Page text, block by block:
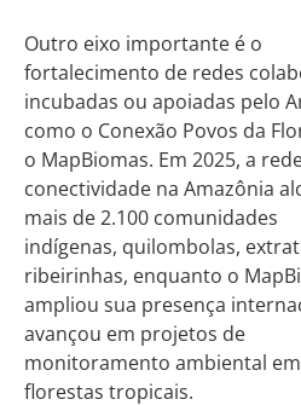
Outro eixo importante é o
fortalecimento de redes
incubadas ou apoiadas pelo
como o Conexão Povos da
o MapBiomas. Em 2025, a
conectividade na Amazônia
mais de 2.100 comunidades
indígenas, quilombolas,
ribeirinhas, enquanto o
ampliou sua presença
avançou em projetos de
monitoramento ambiental em
florestas tropicais.